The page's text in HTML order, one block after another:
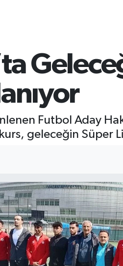
Futbol Aday
geleceğin Süper